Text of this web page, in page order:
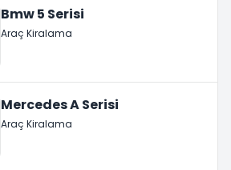
Bmw 5 Serisi
Araç Kiralama
Mercedes A Serisi
Araç Kiralama